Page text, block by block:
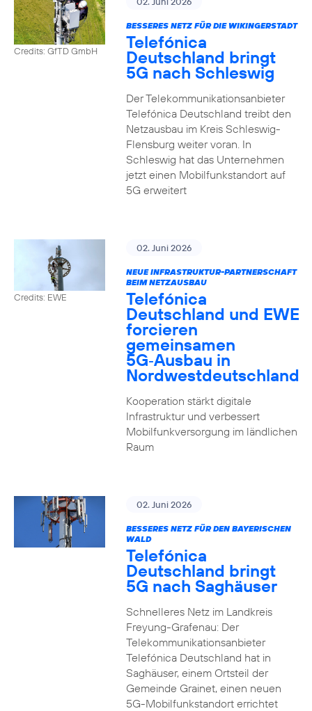
Credits: GfTD GmbH
BESSERES NETZ FÜR DIE WIKINGERSTADT
Telefónica
Deutschland bringt
5G nach Schleswig
Der Telekommunikationsanbieter
Telefónica Deutschland treibt den
Netzausbau im Kreis Schleswig-
Flensburg weiter voran. In
Schleswig hat das Unternehmen
jetzt einen Mobilfunkstandort auf
5G erweitert
Credits: EWE
02. Juni 2026
NEUE INFRASTRUKTUR-PARTNERSCHAFT
BEIM NETZAUSBAU
Telefónica
Deutschland und EWE
forcieren
gemeinsamen
5G‑Ausbau in
Nordwestdeutschland
Kooperation stärkt digitale
Infrastruktur und verbessert
Mobilfunkversorgung im ländlichen
Raum
02. Juni 2026
BESSERES NETZ FÜR DEN BAYERISCHEN
WALD
Telefónica
Deutschland bringt
5G nach Saghäuser
Schnelleres Netz im Landkreis
Freyung-Grafenau: Der
Telekommunikationsanbieter
Telefónica Deutschland hat in
Saghäuser, einem Ortsteil der
Gemeinde Grainet, einen neuen
5G-Mobilfunkstandort errichtet